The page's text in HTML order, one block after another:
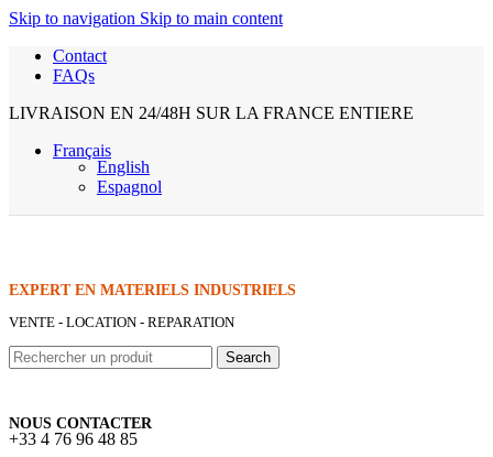
Skip to navigation Skip to main content
Contact
FAQs
LIVRAISON EN 24/48H SUR LA FRANCE ENTIERE
Français
English
Espagnol
EXPERT EN MATERIELS INDUSTRIELS
VENTE - LOCATION - REPARATION
Search
NOUS CONTACTER
+33 4 76 96 48 85